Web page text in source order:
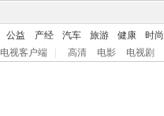
公益 产经 汽车 旅游 健康 时尚
视客户端 高清 电影 电视剧